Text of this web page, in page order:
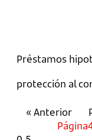
Préstamos
protección al
« Anterior
Página